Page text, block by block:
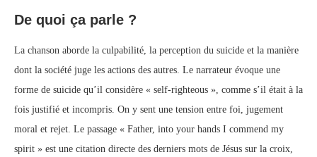
De quoi ça parle ?
La chanson aborde la culpabilité, la perception du suicide et la manière
dont la société juge les actions des autres. Le narrateur évoque une
forme de suicide qu’il considère « self-righteous », comme s’il était à la
fois justifié et incompris. On y sent une tension entre foi, jugement
moral et rejet. Le passage « Father, into your hands I commend my
spirit » est une citation directe des derniers mots de Jésus sur la croix,